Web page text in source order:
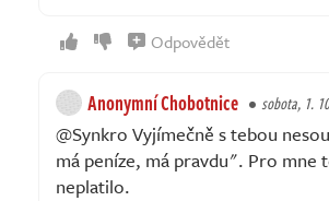
Odpovědět
Anonymní Chobotnice sobota, 1.
@Synkro Vyjímečně s tebou
má peníze, má pravdu". Pro mne
neplatilo.